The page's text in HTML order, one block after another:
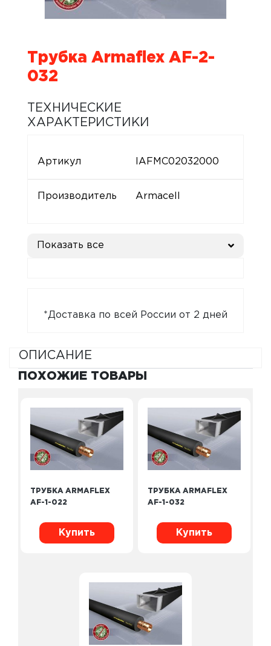
Трубка Armaflex AF-2-
032
ТЕХНИЧЕСКИЕ
ХАРАКТЕРИСТИКИ
Артикул IAFMC02032000
Производитель Armacell
Показать все
*Доставка по всей России от 2 дней
ОПИСАНИЕ
ПОХОЖИЕ ТОВАРЫ
ТРУБКА ARMAFLEX
AF-1-022
Купить
ТРУБКА ARMAFLEX
AF-1-032
Купить